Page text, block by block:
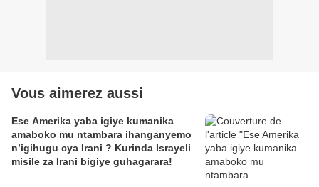
Vous aimerez aussi
Ese Amerika yaba igiye kumanika
amaboko mu ntambara ihanganyemo
n’igihugu cya Irani ? Kurinda Israyeli
misile za Irani bigiye guhagarara!